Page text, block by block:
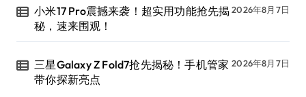
小米17 Pro震撼来袭！超实用功能抢先揭
秘，速来围观！
2026年8月7日
三星Galaxy Z Fold7抢先揭秘！手机管家
带你探新亮点
2026年8月7日